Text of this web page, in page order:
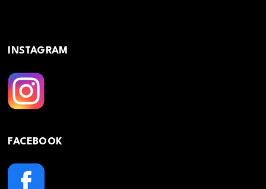
INSTAGRAM
FACEBOOK